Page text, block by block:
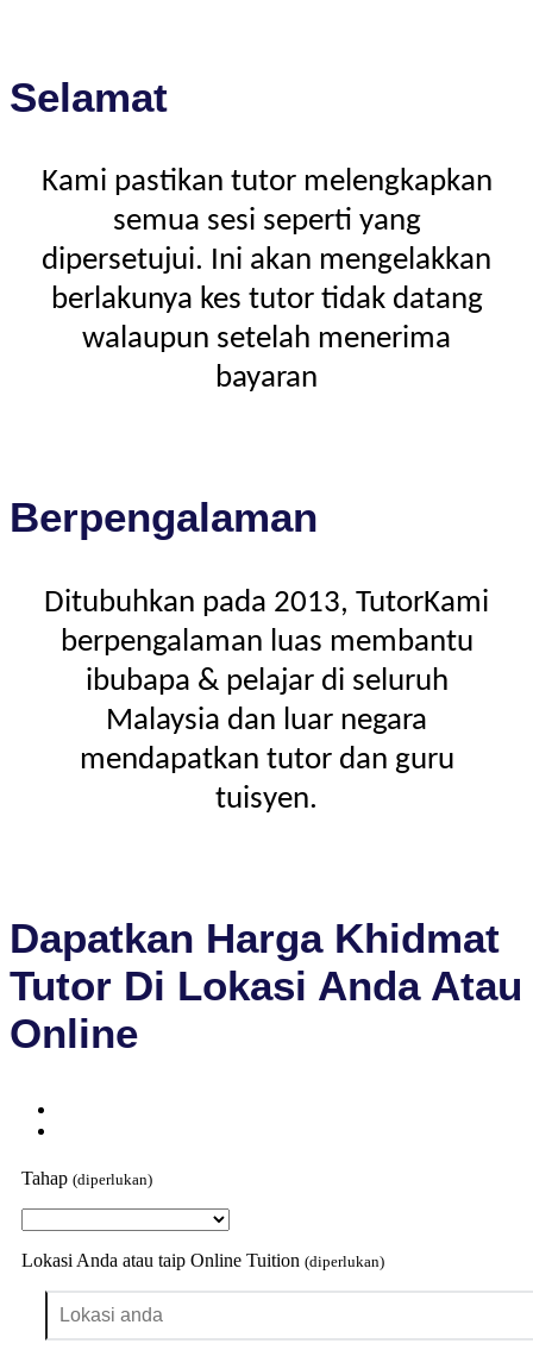
Selamat
Kami pastikan tutor melengkapkan
semua sesi seperti yang
dipersetujui. Ini akan mengelakkan
berlakunya kes tutor tidak datang
walaupun setelah menerima
bayaran
Berpengalaman
Ditubuhkan pada 2013, TutorKami
berpengalaman luas membantu
ibubapa & pelajar di seluruh
Malaysia dan luar negara
mendapatkan tutor dan guru
tuisyen.
Dapatkan Harga Khidmat
Tutor Di Lokasi Anda Atau
Online
Tahap (diperlukan)
Lokasi Anda atau taip Online Tuition (diperlukan)